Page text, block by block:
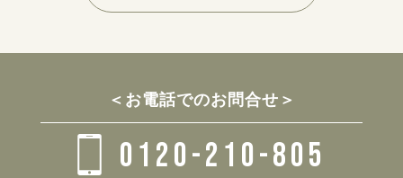
＜お電話でのお問合せ＞
0120-210-805